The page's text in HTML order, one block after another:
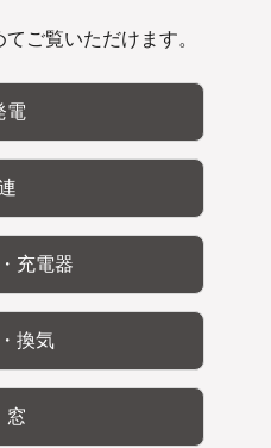
ご覧いただけます。
電
充電器
換気
窓